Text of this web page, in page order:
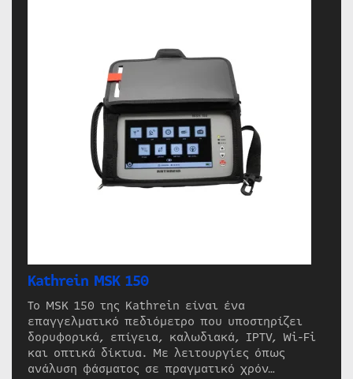
Kathrein MSK 150
Το MSK 150 της Kathrein είναι ένα
επαγγελματικό πεδιόμετρο που υποστηρίζει
δορυφορικά, επίγεια, καλωδιακά, IPTV, Wi-Fi
και οπτικά δίκτυα. Με λειτουργίες όπως
ανάλυση φάσματος σε πραγματικό χρόν…